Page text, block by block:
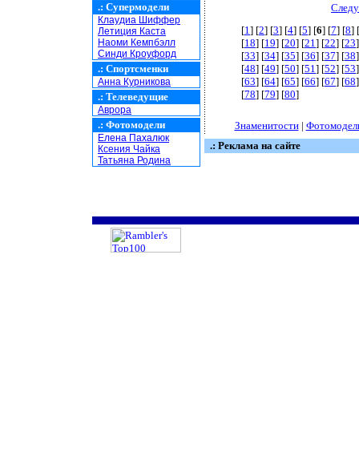
.: Супермодели
Клаудиа Шиффер
Летиция Каста
Наоми Кемпбэлл
Синди Кроуфорд
.: Спортсменки
Анна Курникова
.: Телеведущие
Аврора
.: Фотомодели
Елена Пахалюк
Ксения Чайка
Татьяна Родина
[1] [2] [3] [4] [5] [6] [7] [8] [
[18] [19] [20] [21] [22] [23
[33] [34] [35] [36] [37] [38
[48] [49] [50] [51] [52] [53
[63] [64] [65] [66] [67] [68
[78] [79] [80]
Знаменитости|
.: Реклама на сайте